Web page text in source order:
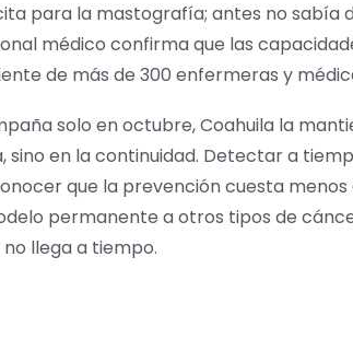
para la mastografía; antes no sabía
médico confirma que las
de más de 300 enfermeras y
solo en octubre, Coahuila la
sino en la continuidad. Detectar a
que la prevención cuesta menos
permanente a otros tipos de
llega a tiempo.